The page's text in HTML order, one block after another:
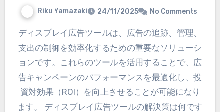
Riku Yamazaki 24/11/2025 No Comments
ディスプレイ広告ツールは、広告の追跡、管理、
支出の制御を効率化するための重要なソリューシ
ョンです。これらのツールを活用することで、広
告キャンペーンのパフォーマンスを最適化し、投
資対効果（ROI）を向上させることが可能になり
ます。 ディスプレイ広告ツールの解決策は何です